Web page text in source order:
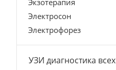
Экзотерапия
Электросон
Электрофорез
УЗИ диагностика всех